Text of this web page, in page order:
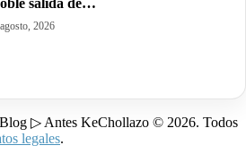
2026
▷ Antes KeChollazo © 2026. Todos
legales.